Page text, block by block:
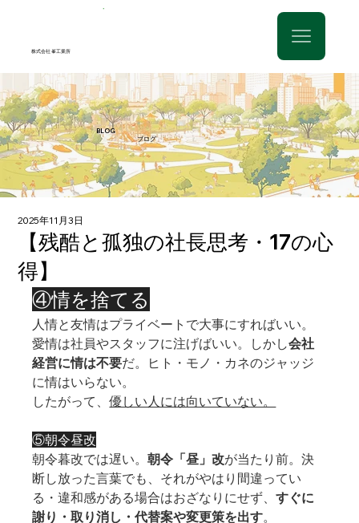
株式会社 峯工業所
【残酷と孤独の社長思考・17の心
得】
2025年11月3日
④情を捨てる
人情と友情はプライベートで大事にすればいい。
愛情は社員やスタッフに注げばいい。しかし会社
経営に情は不要だ。ヒト・モノ・カネのジャッジ
に情はいらない。
したがって、優しい人には向いていない。
⑤朝令昼改
朝令暮改では遅い。朝令「昼」改が当たり前。決
断し放った言葉でも、それがやはり間違ってい
る・違和感がある場合はおざなりにせず、すぐに
謝り・取り消し・代替案や変更策を出す。
​BLOG
ブログ